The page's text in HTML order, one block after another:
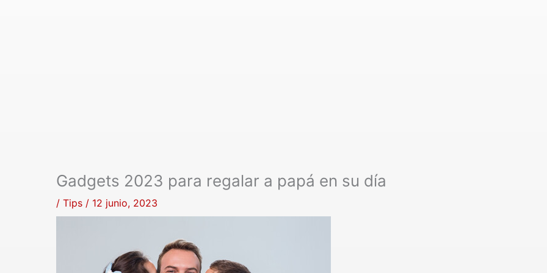
Gadgets 2023 para regalar a papá en su día
/ Tips / 12 junio, 2023